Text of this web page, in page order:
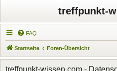
treffpunkt-
FAQ
Startseite Foren-Übersicht
treffpunkt-wissen.com -